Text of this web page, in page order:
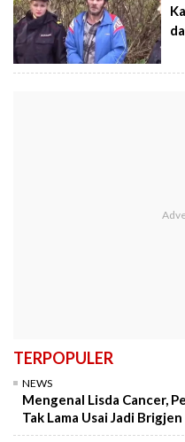
TERPOPULER
NEWS
Mengenal Lisda Cancer,
Tak Lama Usai Jadi Brigjen